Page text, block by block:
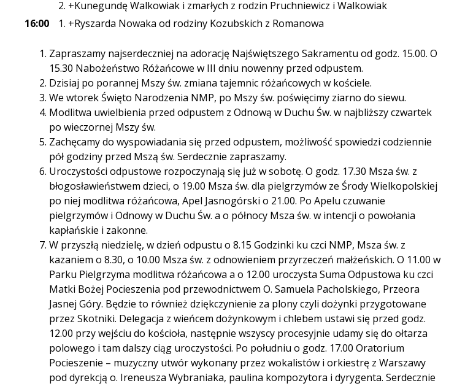
2. +Kunegundę Walkowiak i zmarłych z rodzin Pruchniewicz i Walkowiak
16:00
1. +Ryszarda Nowaka od rodziny Kozubskich z Romanowa
Zapraszamy najserdeczniej na adorację Najświętszego Sakramentu od godz. 15.00. O
15.30 Nabożeństwo Różańcowe w III dniu nowenny przed odpustem.
Dzisiaj po porannej Mszy św. zmiana tajemnic różańcowych w kościele.
We wtorek Święto Narodzenia NMP, po Mszy św. poświęcimy ziarno do siewu.
Modlitwa uwielbienia przed odpustem z Odnową w Duchu Św. w najbliższy czwartek
po wieczornej Mszy św.
Zachęcamy do wyspowiadania się przed odpustem, możliwość spowiedzi codziennie
pół godziny przed Mszą św. Serdecznie zapraszamy.
Uroczystości odpustowe rozpoczynają się już w sobotę. O godz. 17.30 Msza św. z
błogosławieństwem dzieci, o 19.00 Msza św. dla pielgrzymów ze Środy Wielkopolskiej
po niej modlitwa różańcowa, Apel Jasnogórski o 21.00. Po Apelu czuwanie
pielgrzymów i Odnowy w Duchu Św. a o północy Msza św. w intencji o powołania
kapłańskie i zakonne.
W przyszłą niedzielę, w dzień odpustu o 8.15 Godzinki ku czci NMP, Msza św. z
kazaniem o 8.30, o 10.00 Msza św. z odnowieniem przyrzeczeń małżeńskich. O 11.00 w
Parku Pielgrzyma modlitwa różańcowa a o 12.00 uroczysta Suma Odpustowa ku czci
Matki Bożej Pocieszenia pod przewodnictwem O. Samuela Pacholskiego, Przeora
Jasnej Góry. Będzie to również dziękczynienie za plony czyli dożynki przygotowane
przez Skotniki. Delegacja z wieńcem dożynkowym i chlebem ustawi się przed godz.
12.00 przy wejściu do kościoła, następnie wszyscy procesyjnie udamy się do ołtarza
polowego i tam dalszy ciąg uroczystości. Po południu o godz. 17.00 Oratorium
Pocieszenie – muzyczny utwór wykonany przez wokalistów i orkiestrę z Warszawy
pod dyrekcją o. Ireneusza Wybraniaka, paulina kompozytora i dyrygenta. Serdecznie